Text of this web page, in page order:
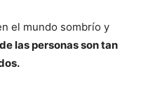
el mundo sombrío y
las personas son tan